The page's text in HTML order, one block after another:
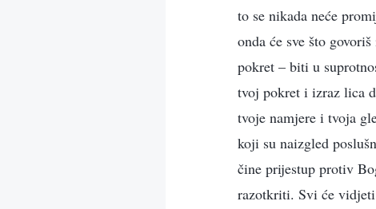
to se nikada neće
onda će sve što
pokret – biti u
tvoj pokret i izraz lica
tvoje namjere i tvoja
koji su naizgled
čine prijestup protiv
razotkriti. Svi će